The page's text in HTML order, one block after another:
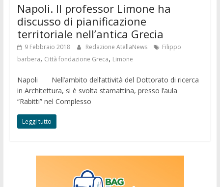
Napoli. Il professor Limone ha
discusso di pianificazione
territoriale nell’antica Grecia
9 Febbraio 2018 Redazione AtellaNews
Filippo
barbera, Città fondazione Greca, Limone
Napoli Nell’ambito dell’attività del Dottorato di ricerca
in Architettura, si è svolta stamattina, presso l’aula
“Rabitti” nel Complesso
Leggi tutto